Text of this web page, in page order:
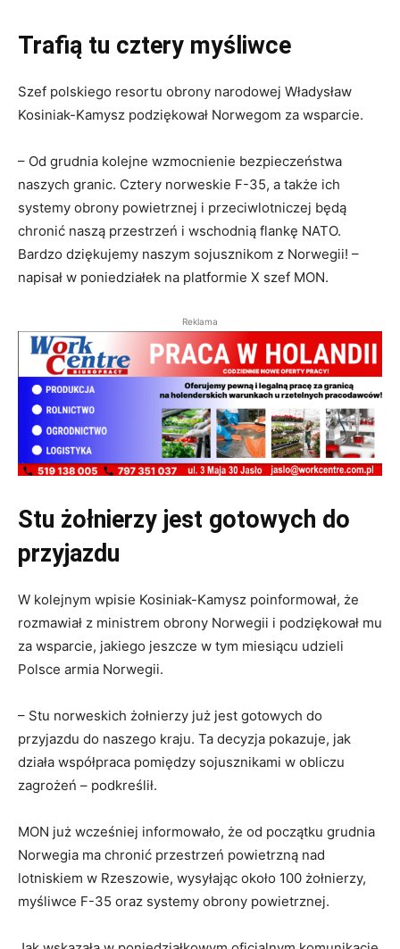
Trafią tu cztery myśliwce
Szef polskiego resortu obrony narodowej Władysław
Kosiniak-Kamysz podziękował Norwegom za wsparcie.
– Od grudnia kolejne wzmocnienie bezpieczeństwa
naszych granic. Cztery norweskie F-35, a także ich
systemy obrony powietrznej i przeciwlotniczej będą
chronić naszą przestrzeń i wschodnią flankę NATO.
Bardzo dziękujemy naszym sojusznikom z Norwegii! –
napisał w poniedziałek na platformie X szef MON.
Reklama
Stu żołnierzy jest gotowych do
przyjazdu
W kolejnym wpisie Kosiniak-Kamysz poinformował, że
rozmawiał z ministrem obrony Norwegii i podziękował mu
za wsparcie, jakiego jeszcze w tym miesiącu udzieli
Polsce armia Norwegii.
– Stu norweskich żołnierzy już jest gotowych do
przyjazdu do naszego kraju. Ta decyzja pokazuje, jak
działa współpraca pomiędzy sojusznikami w obliczu
zagrożeń – podkreślił.
MON już wcześniej informowało, że od początku grudnia
Norwegia ma chronić przestrzeń powietrzną nad
lotniskiem w Rzeszowie, wysyłając około 100 żołnierzy,
myśliwce F-35 oraz systemy obrony powietrznej.